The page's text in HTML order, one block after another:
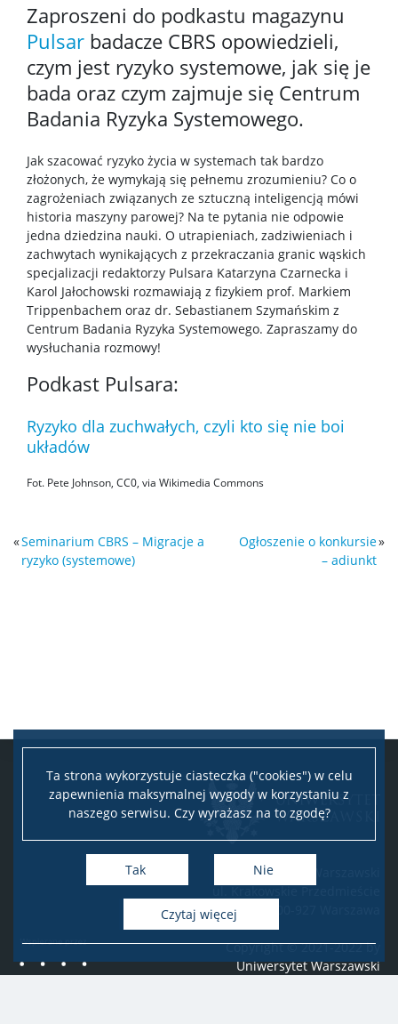
Ta strona wykorzystuje ciasteczka ("cookies") w celu
zapewnienia maksymalnej wygody w korzystaniu z
naszego serwisu. Czy wyrażasz na to zgodę?
Tak Nie
Czytaj więcej
Zaproszeni do podkastu magazynu
Pulsar badacze CBRS opowiedzieli,
czym jest ryzyko systemowe, jak się je
bada oraz czym zajmuje się Centrum
Badania Ryzyka Systemowego.
Jak szacować ryzyko życia w systemach tak bardzo
złożonych, że wymykają się pełnemu zrozumieniu? Co o
zagrożeniach związanych ze sztuczną inteligencją mówi
historia maszyny parowej? Na te pytania nie odpowie
jedna dziedzina nauki. O utrapieniach, zadziwieniach i
zachwytach wynikających z przekraczania granic wąskich
specjalizacji redaktorzy Pulsara Katarzyna Czarnecka i
Karol Jałochowski rozmawiają z fizykiem prof. Markiem
Trippenbachem oraz dr. Sebastianem Szymańskim z
Centrum Badania Ryzyka Systemowego. Zapraszamy do
wysłuchania rozmowy!
Podkast Pulsara:
Ryzyko dla zuchwałych, czyli kto się nie boi
układów
Fot. Pete Johnson, CC0, via Wikimedia Commons
«Seminarium CBRS – Migracje a
ryzyko (systemowe)
Ogłoszenie o konkursie
– adiunkt
»
Uniwersytet Warszawski
ul. Krakowskie Przedmieście
Copyright © 2021-2022 by
Uniwersytet Warszawski